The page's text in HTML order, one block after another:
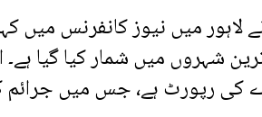
میں نیوز کانفرنس میں
شہروں میں شمار کیا گیا ہے۔
کی رپورٹ ہے، جس میں